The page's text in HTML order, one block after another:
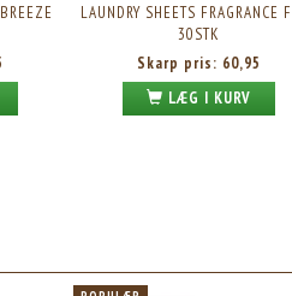
LAUNDRY SHEETS FRAGRANCE
30STK
Skarp pris: 60,95
LÆG I KURV